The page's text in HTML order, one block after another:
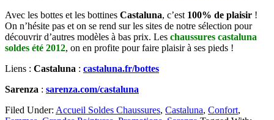
Avec les bottes et les bottines Castaluna, c’est 100% de plaisir !
On n’hésite pas et on se rend sur les sites de notre sélection pour
découvrir d’autres modèles à bas prix. Les chaussures castaluna
soldes été 2012, on en profite pour faire plaisir à ses pieds !
Liens : Castaluna : castaluna.fr/bottes
Sarenza : sarenza.com/castaluna
Filed Under: Accueil Soldes Chaussures, Castaluna, Confort,